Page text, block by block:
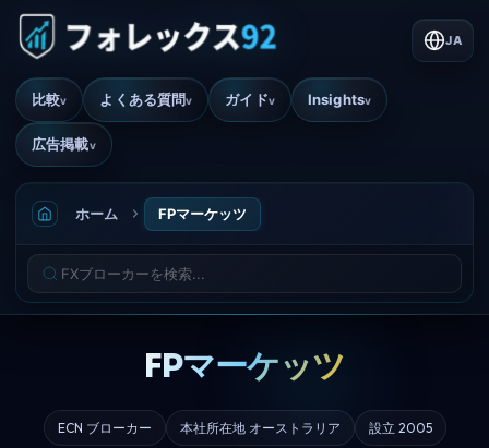
比較v よくある質問v ガイドv Insightsv
広告掲載v
JA
ホーム FPマーケッツ
FPマーケッツ
ECN ブローカー 本社所在地 オーストラリア 設立 2005